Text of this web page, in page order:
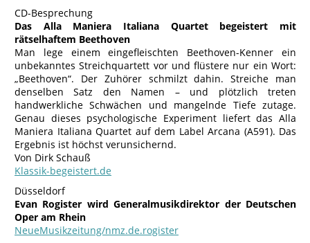
CD-Besprechung
Das Alla Maniera Italiana Quartet begeistert mit
rätselhaftem Beethoven
Man lege einem eingefleischten Beethoven-Kenner ein
unbekanntes Streichquartett vor und flüstere nur ein Wort:
„Beethoven“. Der Zuhörer schmilzt dahin. Streiche man
denselben Satz den Namen – und plötzlich treten
handwerkliche Schwächen und mangelnde Tiefe zutage.
Genau dieses psychologische Experiment liefert das Alla
Maniera Italiana Quartet auf dem Label Arcana (A591). Das
Ergebnis ist höchst verunsichernd.
Von Dirk Schauß
Klassik-begeistert.de
Düsseldorf
Evan Rogister wird Generalmusikdirektor der Deutschen
Oper am Rhein
NeueMusikzeitung/nmz.de.rogister